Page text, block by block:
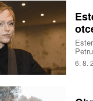
6. 8.